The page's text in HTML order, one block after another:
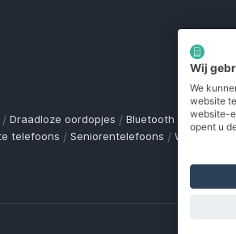
/ Draadloze oordopjes / Bluetooth trackers /
telefoons / Seniorentelefoons /
Wij
We
website
website-
opent u